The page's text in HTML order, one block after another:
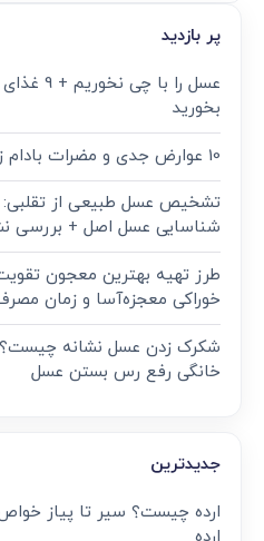
پر بازدید
عسل را
بخورید
10 عوارض جدی و مضرات بادام زمینی برای کبد
شناسایی عسل اصل + بررسی
خوراکی معجزه‌آسا و زمان
شکرک زدن عسل نشانه چیست؟
خانگی رفع رس بستن عسل
جدیدترین
ارده چیست؟ سیر تا پیاز